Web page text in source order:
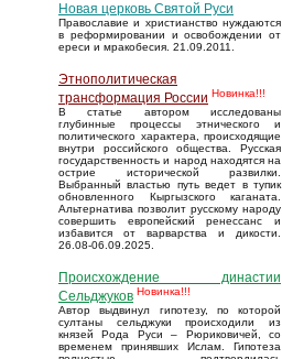
Новая церковь Святой Руси
Православие и христианство нуждаются
в реформировании и освобождении от
ереси и мракобесия. 21.09.2011.
Этнополитическая
трансформация России Новинка!!!
В статье автором исследованы
глубинные процессы этнического и
политического характера, происходящие
внутри российского общества. Русская
государственность и народ находятся на
острие исторической развилки.
Выбранный властью путь ведет в тупик
обновленного Кыргызского каганата.
Альтернатива позволит русскому народу
совершить европейский ренессанс и
избавится от варварства и дикости.
26.08-06.09.2025.
Происхождение династии
Сельджуков Новинка!!!
Автор выдвинул гипотезу, по которой
султаны сельджуки происходили из
князей Рода Руси – Рюриковичей, со
временем принявших Ислам. Гипотеза